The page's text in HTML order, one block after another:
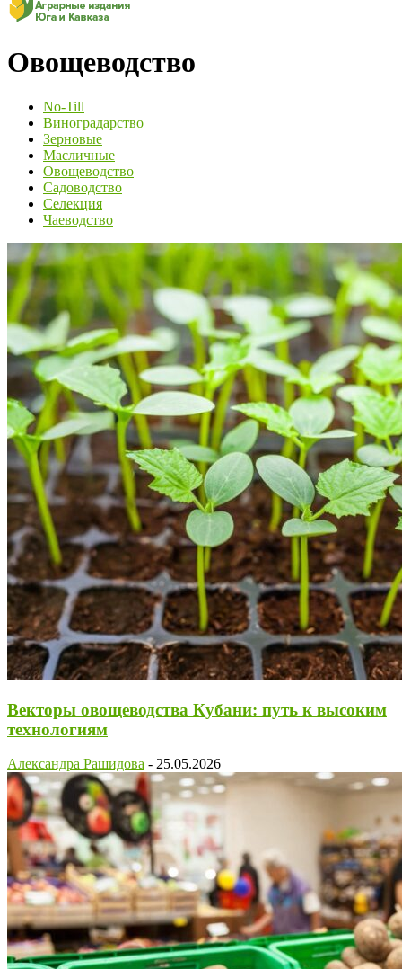
Овощеводство
No-Till
Виноградарство
Зерновые
Масличные
Овощеводство
Садоводство
Селекция
Чаеводство
Векторы овощеводства Кубани: путь к высоким
технологиям
Александра Рашидова - 25.05.2026